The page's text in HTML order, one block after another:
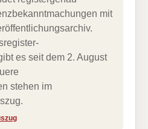
mit
es seit dem 2. August
stehen im